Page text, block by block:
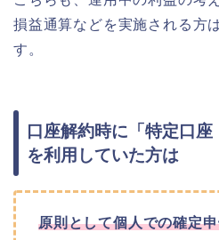
損益通算などを実施される方
す。
口座解約時に「特定口座
を利用していた方は
原則として個人での確定